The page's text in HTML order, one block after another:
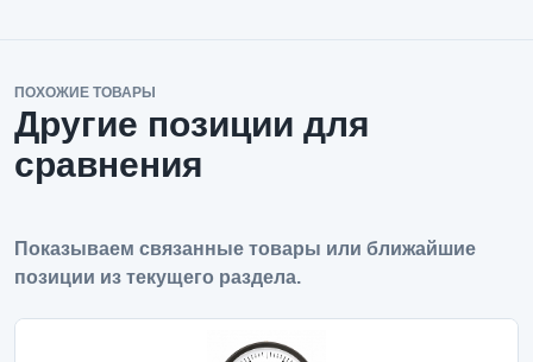
ПОХОЖИЕ ТОВАРЫ
Другие позиции для
сравнения
Показываем связанные товары или ближайшие
позиции из текущего раздела.